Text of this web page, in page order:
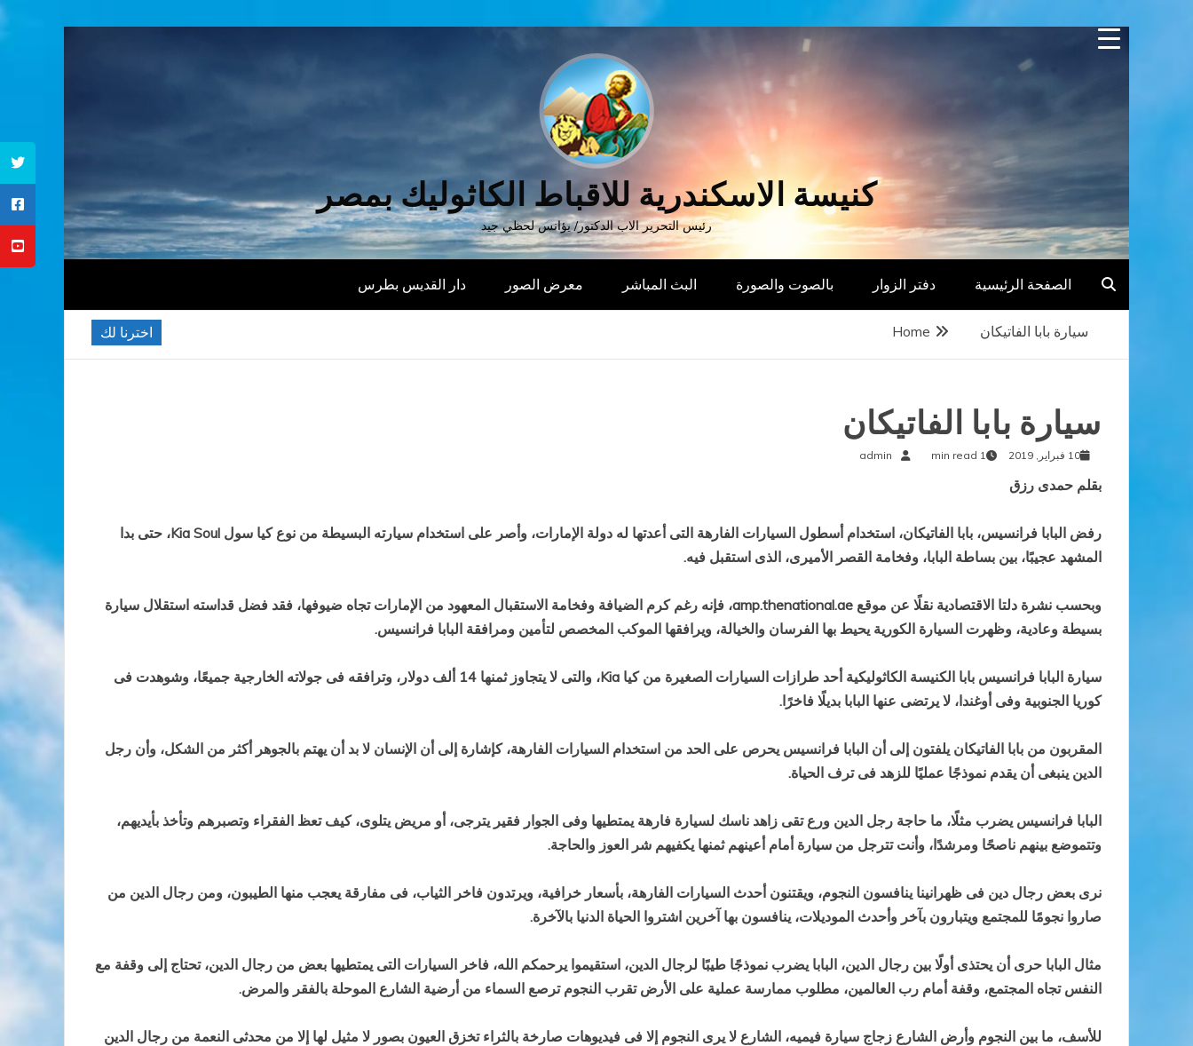
Skip
كنيسة الاسكندرية للاقباط الكاثوليك بمصر
رئيس التحرير الاب الدكتور/ يؤانس لحظي جيد
الصفحة الرئيسية دفتر الزوار بالصوت والصورة البث المباشر معرض الصور دار القديس بطرس
اخترنا لك Home سيارة بابا الفاتيكان
سيارة بابا الفاتيكان
10 فبراير, 2019 1 min read
admin
بقلم حمدى رزق
رفض البابا فرانسيس، بابا الفاتيكان، استخدام أسطول السيارات الفارهة التى أعدتها له دولة الإمارات، وأصر على استخدام سيارته البسيطة من نوع كيا سول Kia Soul، حتى بدا
المشهد عجيبًا، بين بساطة البابا، وفخامة القصر الأميرى، الذى استقبل فيه.
وبحسب نشرة دلتا الاقتصادية نقلًا عن موقع amp.thenational.ae، فإنه رغم كرم الضيافة وفخامة الاستقبال المعهود من الإمارات تجاه ضيوفها، فقد فضل قداسته استقلال سيارة
بسيطة وعادية، وظهرت السيارة الكورية يحيط بها الفرسان والخيالة، ويرافقها الموكب المخصص لتأمين ومرافقة البابا فرانسيس.
سيارة البابا فرانسيس بابا الكنيسة الكاثوليكية أحد طرازات السيارات الصغيرة من كيا Kia، والتى لا يتجاوز ثمنها 14 ألف دولار، وترافقه فى جولاته الخارجية جميعًا، وشوهدت فى
كوريا الجنوبية وفى أوغندا، لا يرتضى عنها البابا بديلًا فاخرًا.
المقربون من بابا الفاتيكان يلفتون إلى أن البابا فرانسيس يحرص على الحد من استخدام السيارات الفارهة، كإشارة إلى أن الإنسان لا بد أن يهتم بالجوهر أكثر من الشكل، وأن رجل
الدين ينبغى أن يقدم نموذجًا عمليًا للزهد فى ترف الحياة.
البابا فرانسيس يضرب مثلًا، ما حاجة رجل الدين ورع تقى زاهد ناسك لسيارة فارهة يمتطيها وفى الجوار فقير يترجى، أو مريض يتلوى، كيف تعظ الفقراء وتصبرهم وتأخذ بأيديهم،
وتتموضع بينهم ناصحًا ومرشدًا، وأنت تترجل من سيارة أمام أعينهم ثمنها يكفيهم شر العوز والحاجة.
نرى بعض رجال دين فى ظهرانينا ينافسون النجوم، ويقتنون أحدث السيارات الفارهة، بأسعار خرافية، ويرتدون فاخر الثياب، فى مفارقة يعجب منها الطيبون، ومن رجال الدين من
صاروا نجومًا للمجتمع ويتبارون بآخر وأحدث الموديلات، ينافسون بها آخرين اشتروا الحياة الدنيا بالآخرة.
مثال البابا حرى أن يحتذى أولًا بين رجال الدين، البابا يضرب نموذجًا طيبًا لرجال الدين، استقيموا يرحمكم الله، فاخر السيارات التى يمتطيها بعض من رجال الدين، تحتاج إلى وقفة مع
النفس تجاه المجتمع، وقفة أمام رب العالمين، مطلوب ممارسة عملية على الأرض تقرب النجوم ترصع السماء من أرضية الشارع الموحلة بالفقر والمرض.
للأسف، ما بين النجوم وأرض الشارع زجاج سيارة فيميه، الشارع لا يرى النجوم إلا فى فيديوهات صارخة بالثراء تخزق العيون بصور لا مثيل لها إلا من محدثى النعمة من رجال الدين